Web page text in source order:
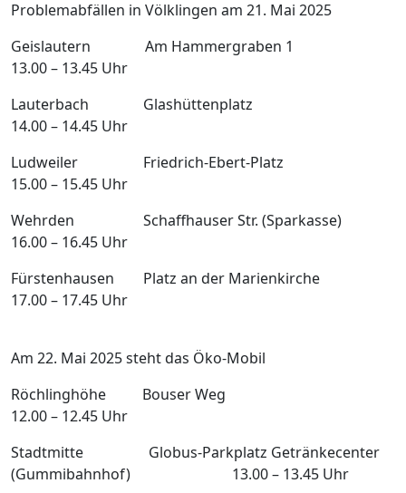
Problemabfällen in Völklingen am 21. Mai 2025
Geislautern Am Hammergraben 1
13.00 – 13.45 Uhr
Lauterbach Glashüttenplatz
14.00 – 14.45 Uhr
Ludweiler Friedrich-Ebert-Platz
15.00 – 15.45 Uhr
Wehrden Schaffhauser Str. (Sparkasse)
16.00 – 16.45 Uhr
Fürstenhausen Platz an der Marienkirche
17.00 – 17.45 Uhr
Am 22. Mai 2025 steht das Öko-Mobil
Röchlinghöhe Bouser Weg
12.00 – 12.45 Uhr
Stadtmitte Globus-Parkplatz Getränkecenter
(Gummibahnhof) 13.00 – 13.45 Uhr